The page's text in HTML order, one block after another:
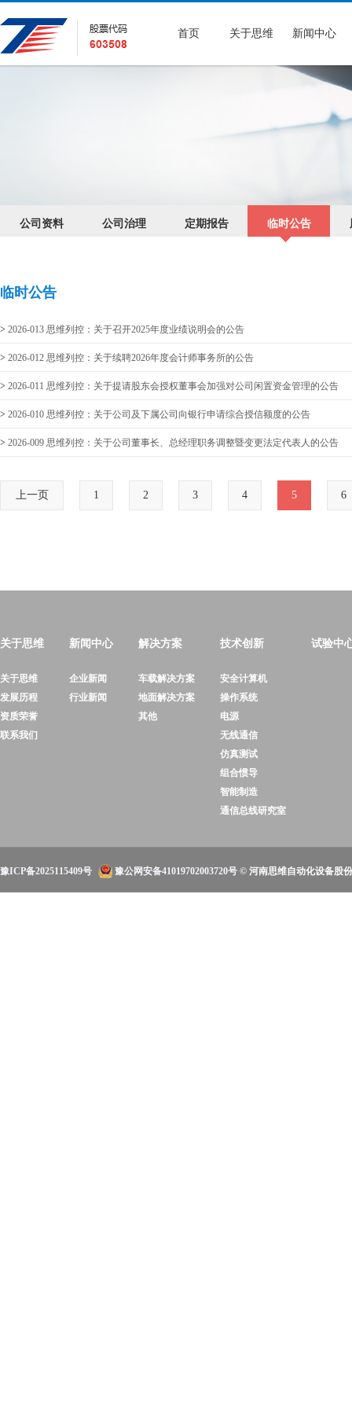
首页 关于思维 新闻中心
公司资料 公司治理 定期报告 临时公告
临时公告
> 2026-013 思维列控：关于召开2025年度业绩说明会的公告
> 2026-012 思维列控：关于续聘2026年度会计师事务所的公告
> 2026-011 思维列控：关于提请股东会授权董事会加强对公司闲置资金管理的公告
> 2026-010 思维列控：关于公司及下属公司向银行申请综合授信额度的公告
> 2026-009 思维列控：关于公司董事长、总经理职务调整暨变更法定代表人的公告
上一页 1 2 3 4 5 6
关于思维
关于思维
发展历程
资质荣誉
联系我们
新闻中心
企业新闻
行业新闻
解决方案
车载解决方案
地面解决方案
其他
技术创新
安全计算机
操作系统
电源
无线通信
仿真测试
组合惯导
智能制造
通信总线研究室
试验中
豫ICP备2025115409号 豫公网安备41019702003720号 © 河南思维自动化设备股